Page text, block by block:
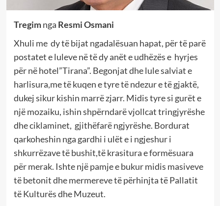
Tregimnga Resmi Osmani
Xhuli me dy të bijat ngadalësuan hapat, për të parë
postatet e luleve në të dy anët e udhëzës e hyrjes
për në hotel”Tirana”. Begonjat dhe lule salviat e
harlisura,me të kuqen e tyre të ndezur e të gjaktë,
dukej sikur kishin marrë zjarr. Midis tyre si gurët e
një mozaiku, ishin shpërndarë vjollcat tringjyrëshe
dhe ciklaminet, gjithëfarë ngjyrëshe. Bordurat
qarkoheshin nga gardhi i ulët e i ngjeshur i
shkurrëzave të bushit,të krasitura e formësuara
për merak. Ishte një pamje e bukur midis masiveve
të betonit dhe mermereve të përhinjta të Pallatit
të Kulturës dhe Muzeut.